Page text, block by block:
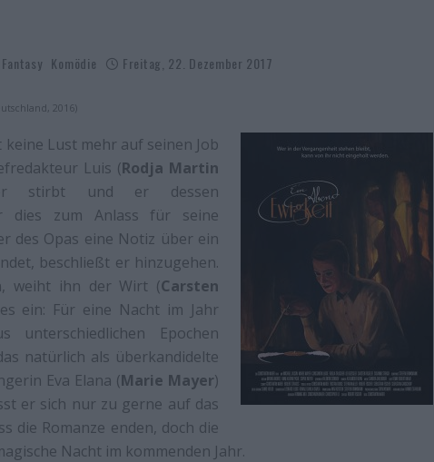
Fantasy Komödie Freitag, 22. Dezember 2017
2016)
keine Lust mehr auf seinen Job
Luis (Rodja Martin
stirbt und er dessen
dies zum Anlass für seine
des Opas eine Notiz über ein
beschließt er hinzugehen.
weiht ihn der Wirt (Carsten
ein: Für eine Nacht im Jahr
Epochen
natürlich als überkandidelte
Eva Elana (Marie Mayer)
er sich nur zu gerne auf das
die Romanze enden, doch die
Nacht im kommenden Jahr.